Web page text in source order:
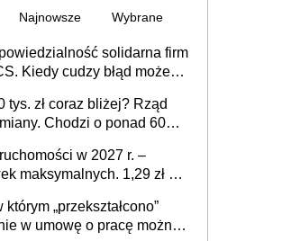
Najnowsze Wybrane
solidarna firm
Kiedy cudzy błąd może
tys. zł coraz bliżej? Rząd
Chodzi o ponad 60
w 2027 r. –
maksymalnych. 1,29 zł za
związanych z
gospodarczej
„przekształcono”
w umowę o pracę można